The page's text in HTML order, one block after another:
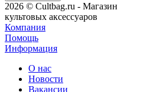
2026 © Cultbag.ru - Магазин
культовых аксессуаров
Компания
Помощь
Информация
О нас
Новости
Вакансии